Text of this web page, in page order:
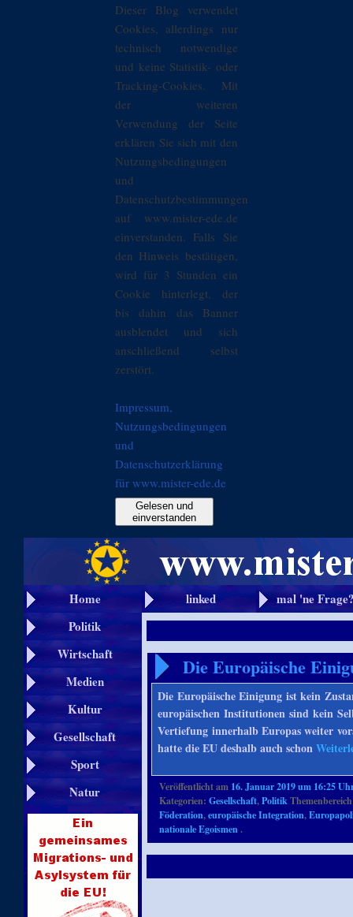
Dieser Blog verwendet
Cookies, allerdings nur
technisch notwendige
und keine Statistik- oder
Tracking-Cookies. Mit
der weiteren
Verwendung der Seite
erklären Sie sich mit den
Nutzungsbedingungen
und
Datenschutzbestimmungen
auf www.mister-ede.de
einverstanden. Falls Sie
den Hinweis bestätigen,
wird für 3 Stunden ein
Cookie hinterlegt, der
bis dahin das Banner
ausblendet und sich
anschließend selbst
zerstört.
Impressum,
Nutzungsbedingungen
und
Datenschutzerklärung
für www.mister-ede.de
Gelesen und
einverstanden
Home linked
mal 'ne
Politik
Wirtschaft
Medien
Kultur
Gesellschaft
Sport
Natur
Die Europäische
Die Europäische Einigung ist kein
europäischen Institutionen sind kein
Vertiefung innerhalb Europas weiter
hatte die EU deshalb auch schon
Veröffentlicht am 16. Januar 2019 um 16:25
Kategorien:Gesellschaft,Politik
Föderation,europäische Integration,
nationale Egoismen.